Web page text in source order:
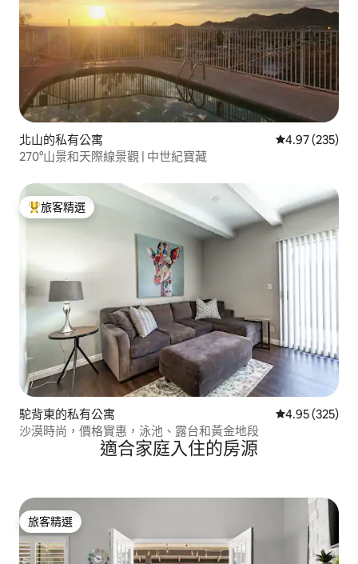
北山的私有公寓 從 235 則評價
4.97 (235)
270°山景和天際線景觀 | 中世紀寶藏
旅客精選榜首
旅客精選
駝背東的私有公寓 從 325 則評價
4.95 (325)
沙漠時尚，價格實惠，泳池、露台和黃金地段
適合家庭入住的房源
旅客精選
旅客精選